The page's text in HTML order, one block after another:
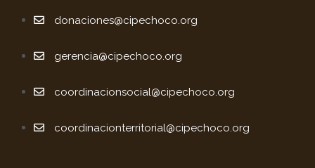
donaciones@cipechoco.org
gerencia@cipechoco.org
coordinacionsocial@cipechoco.org
coordinacionterritorial@cipechoco.org